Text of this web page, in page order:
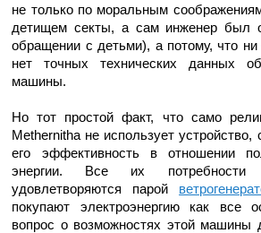
не только по моральным
детищем секты, а сам инженер был
обращении с детьми), а потому, что ни
нет точных технических данных
машины.
Но тот простой факт, что само
Methernitha не использует устройство,
его эффективность в отношении
энергии. Все их потребности
удовлетворяются парой
покупают электроэнергию как все
вопрос о возможностях этой машины